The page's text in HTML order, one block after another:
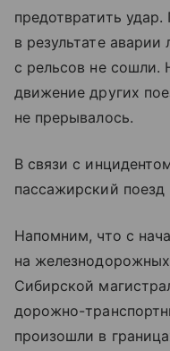
предотвратить
в результате
с рельсов не сошли.
движение других
не прерывалось.
В связи с
пассажирский
Напомним, что с
на
Сибирской
дорожно-
произошли в